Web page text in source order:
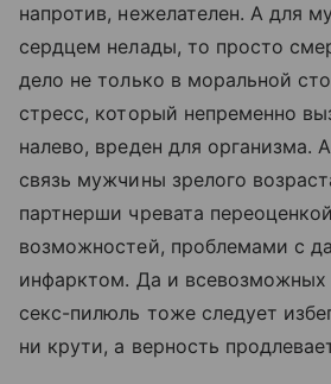
напротив, нежелателен. А для
сердцем нелады, то просто
дело не только в моральной
стресс, который непременно
налево, вреден для организма.
связь мужчины зрелого
партнерши чревата
возможностей, проблемами с
инфарктом. Да и
секс-пилюль тоже следует
ни крути, а верность